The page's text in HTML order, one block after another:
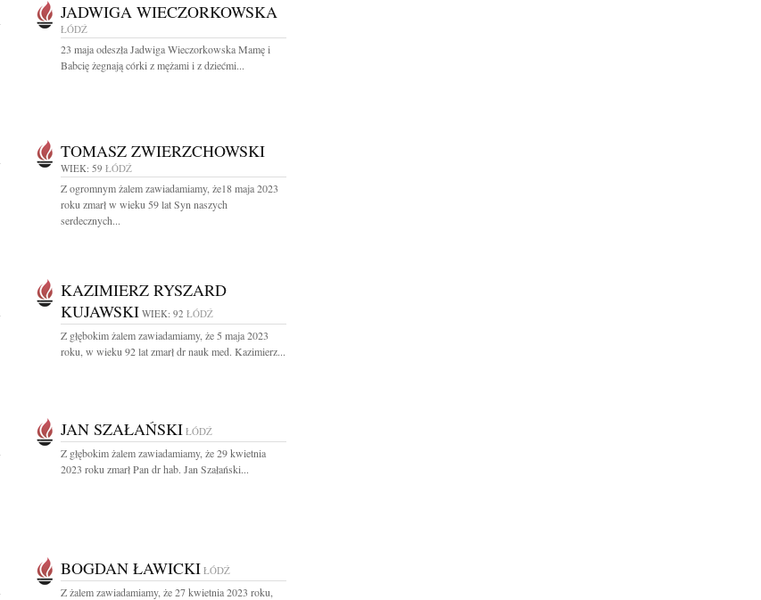
JADWIGA WIECZORKOWSKA
ŁÓDŹ
23 maja odeszła Jadwiga Wieczorkowska Mamę i
Babcię żegnają córki z mężami i z dziećmi...
TOMASZ ZWIERZCHOWSKI
WIEK: 59 ŁÓDŹ
Z ogromnym żalem zawiadamiamy, że18 maja 2023
roku zmarł w wieku 59 lat Syn naszych
serdecznych...
KAZIMIERZ RYSZARD
KUJAWSKI WIEK: 92 ŁÓDŹ
Z głębokim żalem zawiadamiamy, że 5 maja 2023
roku, w wieku 92 lat zmarł dr nauk med. Kazimierz...
JAN SZAŁAŃSKI ŁÓDŹ
Z głębokim żalem zawiadamiamy, że 29 kwietnia
2023 roku zmarł Pan dr hab. Jan Szałański...
BOGDAN ŁAWICKI ŁÓDŹ
Z żalem zawiadamiamy, że 27 kwietnia 2023 roku,